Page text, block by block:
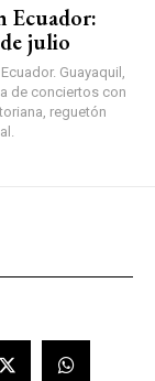
Ecuador:
julio
Guayaquil,
de conciertos con
reguetón